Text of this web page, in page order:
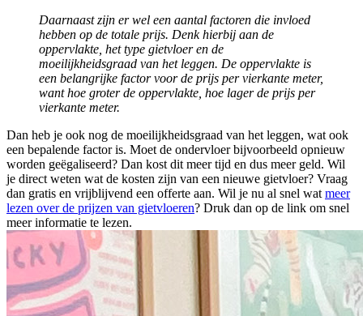
Daarnaast zijn er wel een aantal factoren die invloed
hebben op de totale prijs. Denk hierbij aan de
oppervlakte, het type gietvloer en de
moeilijkheidsgraad van het leggen. De oppervlakte is
een belangrijke factor voor de prijs per vierkante meter,
want hoe groter de oppervlakte, hoe lager de prijs per
vierkante meter.
Dan heb je ook nog de moeilijkheidsgraad van het leggen, wat ook
een bepalende factor is. Moet de ondervloer bijvoorbeeld opnieuw
worden geëgaliseerd? Dan kost dit meer tijd en dus meer geld. Wil
je direct weten wat de kosten zijn van een nieuwe gietvloer? Vraag
dan gratis en vrijblijvend een offerte aan. Wil je nu al snel wat meer
lezen over de prijzen van gietvloeren? Druk dan op de link om snel
meer informatie te lezen.